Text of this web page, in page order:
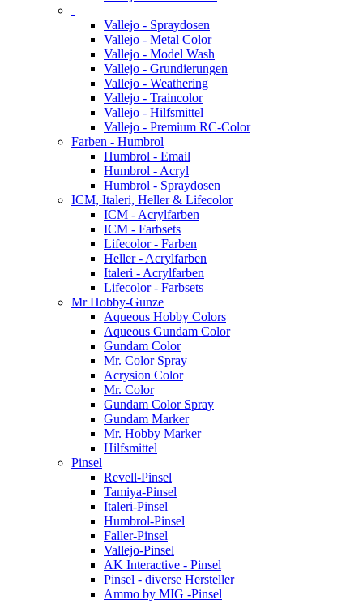
Vallejo - Spraydosen
Vallejo - Metal Color
Vallejo - Model Wash
Vallejo - Grundierungen
Vallejo - Weathering
Vallejo - Traincolor
Vallejo - Hilfsmittel
Vallejo - Premium RC-Color
Farben - Humbrol
Humbrol - Email
Humbrol - Acryl
Humbrol - Spraydosen
ICM, Italeri, Heller & Lifecolor
ICM - Acrylfarben
ICM - Farbsets
Lifecolor - Farben
Heller - Acrylfarben
Italeri - Acrylfarben
Lifecolor - Farbsets
Mr Hobby-Gunze
Aqueous Hobby Colors
Aqueous Gundam Color
Gundam Color
Mr. Color Spray
Acrysion Color
Mr. Color
Gundam Color Spray
Gundam Marker
Mr. Hobby Marker
Hilfsmittel
Pinsel
Revell-Pinsel
Tamiya-Pinsel
Italeri-Pinsel
Humbrol-Pinsel
Faller-Pinsel
Vallejo-Pinsel
AK Interactive - Pinsel
Pinsel - diverse Hersteller
Ammo by MIG -Pinsel